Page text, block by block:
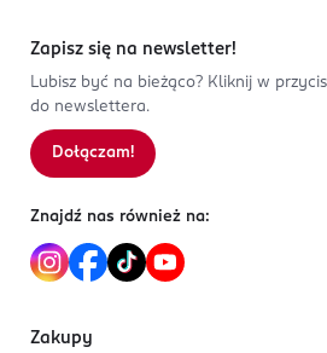
Zapisz się na newsletter!
Lubisz być na bieżąco? Kliknij w
do newslettera.
Dołączam!
Znajdź nas również na:
Zakupy